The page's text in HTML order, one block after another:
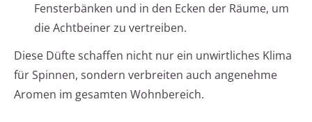
Fensterbänken und in den Ecken der Räume, um
die Achtbeiner zu vertreiben.
Diese Düfte schaffen nicht nur ein unwirtliches Klima
für Spinnen, sondern verbreiten auch angenehme
Aromen im gesamten Wohnbereich.